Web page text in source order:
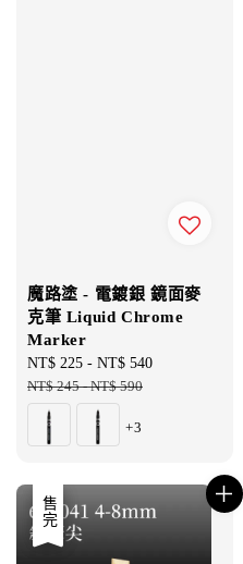
魔路塗 - 電鍍銀 鏡面麥
克筆 Liquid Chrome
Marker
Sale
price
NT$ 225 - NT$ 540
NT$ 245-NT$ 590
+3
優惠
售完